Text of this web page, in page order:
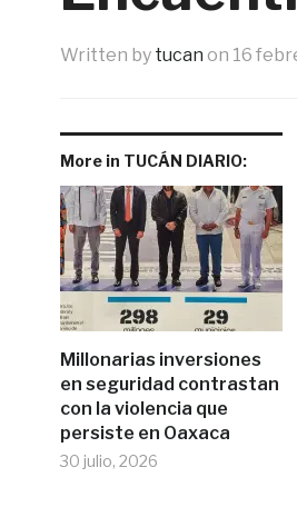
Written by tucan on 16
More in TUCÁN DIARIO:
Millonarias inversiones
en seguridad contrastan
con la violencia que
persiste en Oaxaca
30 julio, 2026